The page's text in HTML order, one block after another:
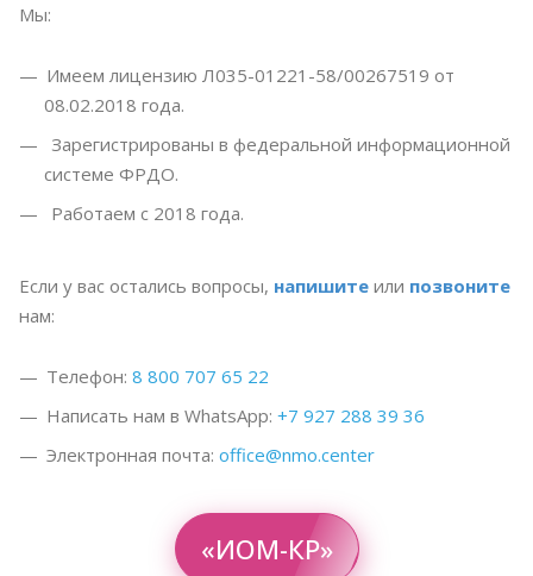
Мы:
Имеем лицензию Л035-01221-58/00267519 от
08.02.2018 года.
Зарегистрированы в федеральной информационной
системе ФРДО.
Работаем с 2018 года.
Если у вас остались вопросы, напишите или позвоните
нам:
Телефон: 8 800 707 65 22
Написать нам в WhatsApp: +7 927 288 39 36
Электронная почта: office@nmo.center
«ИОМ-КР»